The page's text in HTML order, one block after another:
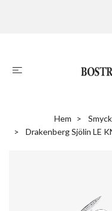
Hem
Drakenberg Sjölin LE